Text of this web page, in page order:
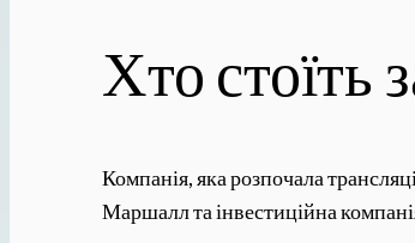
Хто стоїть
Компанія, яка розпочала
Маршалл та інвестиційна